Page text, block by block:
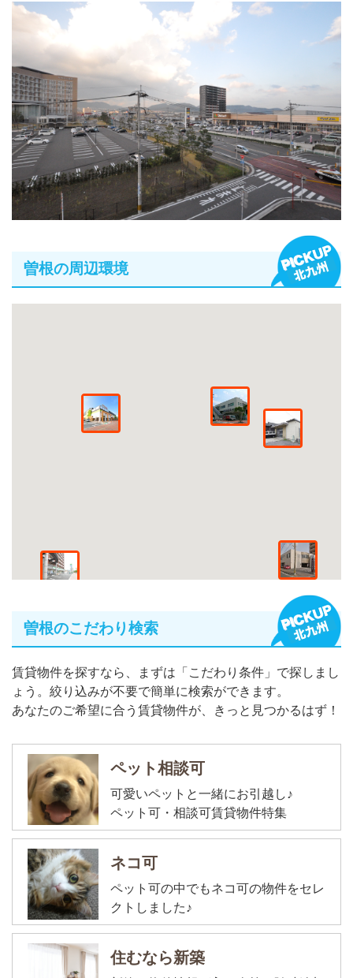
曽根の周辺環境
曽根のこだわり検索
賃貸物件を探すなら、まずは「こだわり条件」で探しまし
ょう。絞り込みが不要で簡単に検索ができます。
あなたのご希望に合う賃貸物件が、きっと見つかるはず！
ペット相談可
可愛いペットと一緒にお引越し♪
ペット可・相談可賃貸物件特集
ネコ可
ペット可の中でもネコ可の物件をセレ
クトしました♪
住むなら新築